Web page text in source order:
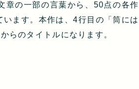
章の一部の言葉から、50点の各作
ます。本作は、4行目の「筒には
らのタイトルになります。